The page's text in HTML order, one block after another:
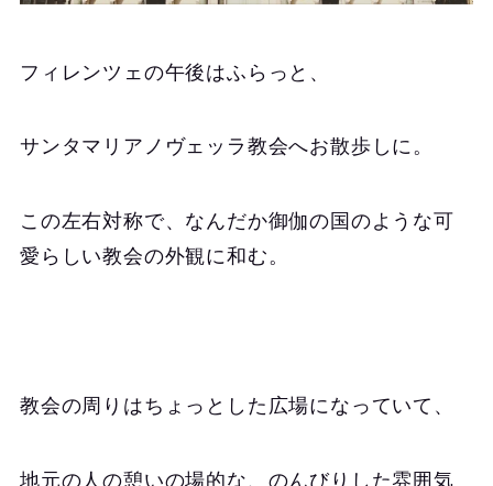
フィレンツェの午後はふらっと、
サンタマリアノヴェッラ教会へお散歩しに。
この左右対称で、なんだか御伽の国のような可
愛らしい教会の外観に和む。
教会の周りはちょっとした広場になっていて、
地元の人の憩いの場的な、のんびりした雰囲気